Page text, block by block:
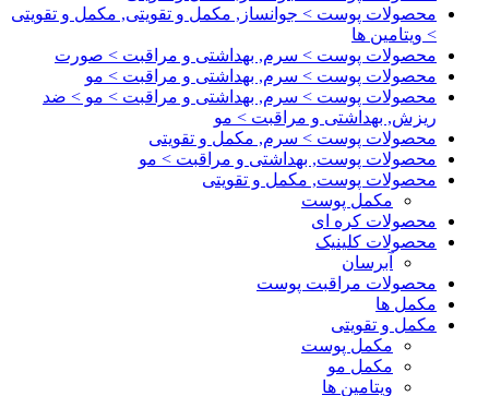
محصولات پوست > جوانساز, مکمل و تقویتی, مکمل و تقویتی
> ویتامین ها
محصولات پوست > سرم, بهداشتی و مراقبت > صورت
محصولات پوست > سرم, بهداشتی و مراقبت > مو
محصولات پوست > سرم, بهداشتی و مراقبت > مو > ضد
ریزش, بهداشتی و مراقبت > مو
محصولات پوست > سرم, مکمل و تقویتی
محصولات پوست, بهداشتی و مراقبت > مو
محصولات پوست, مکمل و تقویتی
مکمل پوست
محصولات کره ای
محصولات کلینیک
آبرسان
محصولات مراقبت پوست
مکمل ها
مکمل و تقویتی
مکمل پوست
مکمل مو
ویتامین ها